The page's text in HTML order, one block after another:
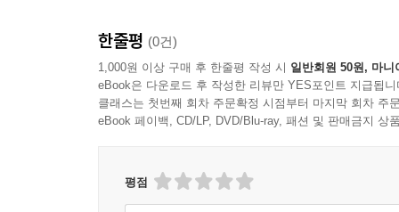
한줄평 (0건)
1,000원 이상 구매 후 한줄평 작성 시 일반회원 50원, 마니
eBook은 다운로드 후 작성한 리뷰만 YES포인트 지급됩니
클래스는 첫번째 회차 주문확정 시점부터 마지막 회차 주
eBook 페이백, CD/LP, DVD/Blu-ray, 패션 및 판매금지 상
평점